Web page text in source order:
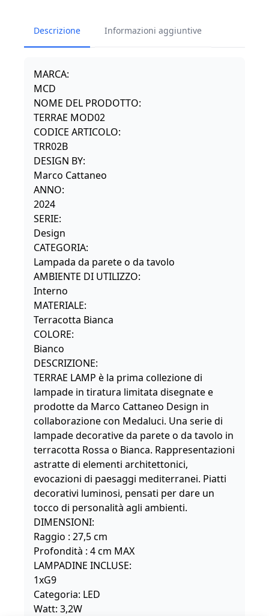
Bianca
quantità
Descrizione Informazioni aggiuntive
MARCA:
MCD
NOME DEL PRODOTTO:
TERRAE MOD02
CODICE ARTICOLO:
TRR02B
DESIGN BY:
Marco Cattaneo
ANNO:
2024
SERIE:
Design
CATEGORIA:
Lampada da parete o da tavolo
AMBIENTE DI UTILIZZO:
Interno
MATERIALE:
Terracotta Bianca
COLORE:
Bianco
DESCRIZIONE:
TERRAE LAMP è la prima collezione di
lampade in tiratura limitata disegnate e
prodotte da Marco Cattaneo Design in
collaborazione con Medaluci. Una serie di
lampade decorative da parete o da tavolo in
terracotta Rossa o Bianca. Rappresentazioni
astratte di elementi architettonici,
evocazioni di paesaggi mediterranei. Piatti
decorativi luminosi, pensati per dare un
tocco di personalità agli ambienti.
DIMENSIONI:
Raggio : 27,5 cm
Profondità : 4 cm MAX
LAMPADINE INCLUSE:
1xG9
Categoria: LED
Watt: 3,2W